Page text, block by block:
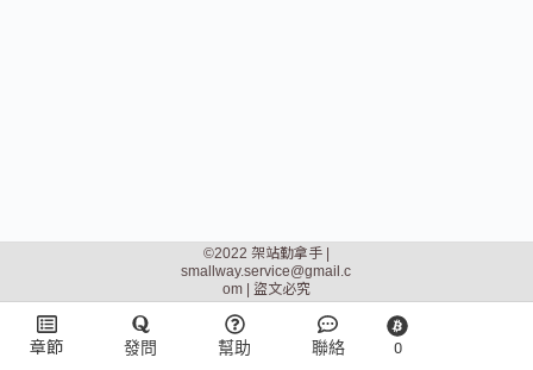
©2022 架站勤拿手 |
smallway.service@gmail.c
om| 盜文必究
章節 發問 幫助 聯絡 0